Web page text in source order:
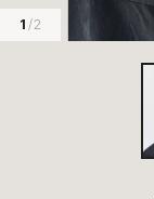
1 / 2